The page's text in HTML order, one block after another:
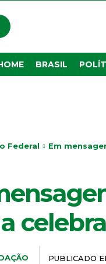
BRASIL
Federal Em
PUBLICADO